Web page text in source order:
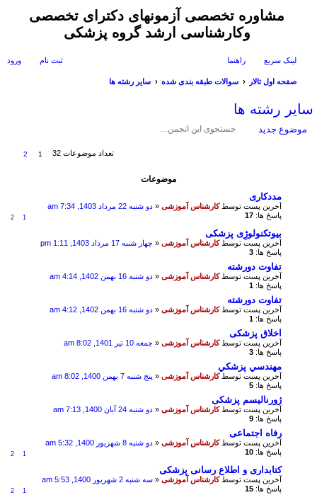
مشاوره تخصصی آزمونهای دکترای تخصصی
وکارشناسی ارشد گروه پزشکی
لینک سریع راهنما ورود ثبت نام
صفحه اول تالار سوالات طبقه بندی شده
سایر رشته ها
سایر رشته ها
موضوع جدید
تعداد موضوعات 32 1
2
موضوعات
مددکاری
آخرین پست توسطکارشناس آموزشی « دو شنبه 22 مرداد 1403, 7:34 am
پاسخ ها: 17
1
2
بیوتکنولوژِی پزشکی
آخرین پست توسطکارشناس آموزشی « چهار شنبه 17 مرداد 1403, 1:11 pm
پاسخ ها: 3
تفاوت دورشته
آخرین پست توسطکارشناس آموزشی « دو شنبه 16 بهمن 1402, 4:14 am
پاسخ ها: 1
تفاوت دورشته
آخرین پست توسطکارشناس آموزشی « دو شنبه 16 بهمن 1402, 4:12 am
پاسخ ها: 1
اخلاق پزشکی
آخرین پست توسطکارشناس آموزشی « جمعه 10 تیر 1401, 8:02 am
پاسخ ها: 3
مهندسي پزشكي
آخرین پست توسطکارشناس آموزشی « پنج شنبه 7 بهمن 1400, 8:02 am
پاسخ ها: 5
ژورنالیسم پزشکی
آخرین پست توسطکارشناس آموزشی « دو شنبه 24 آبان 1400, 7:13 am
پاسخ ها: 9
رفاه اجتماعی
آخرین پست توسطکارشناس آموزشی « دو شنبه 8 شهریور 1400, 5:32 am
پاسخ ها: 10
1
2
کتابداری و اطلاع رسانی پزشکی
آخرین پست توسطکارشناس آموزشی « سه شنبه 2 شهریور 1400, 5:53 am
پاسخ ها: 15
1
2